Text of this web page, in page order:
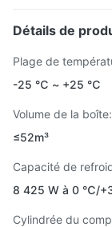
Détails de
Plage de
-25 ℃ ~ +25 ℃
Volume de la boîte:
≤52m³
Capacité de
8 425 W à 0 ℃/
Cylindrée du